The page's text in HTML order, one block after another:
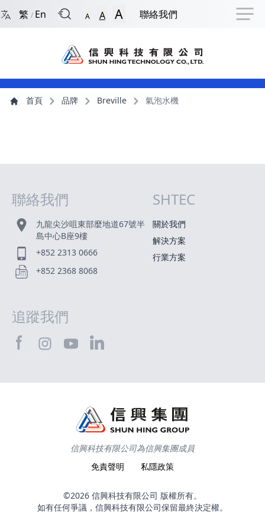
跳到捷徑選項 跳到主導航選單 跳到頁尾
繁 / En A A A 聯絡我們
主導航選單
主內容 首頁 品牌 Breville 氣泡水機
聯絡我們
九龍尖沙咀東部麼地道67號半
島中心B座9樓
+852 2313 0666
+852 2368 8068
網站指南
SHTEC
關於我們
解決方案
行業方案
追蹤我們
信興科技有限公司為信興集團成員
免責聲明
私隱政策
©2026 信興科技有限公司 版權所有。
如有任何爭議，信興科技有限公司保留最終決定權。